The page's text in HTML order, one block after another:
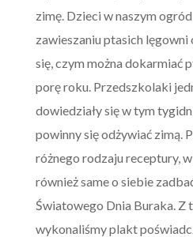
zimę. Dzieci w naszym
zawieszaniu ptasich lęgowni
się, czym można dokarmiać
porę roku. Przedszkolaki
dowiedziały się w tym
powinny się odżywiać zimą.
różnego rodzaju receptury,
również same o siebie
Światowego Dnia Buraka. Z
wykonaliśmy plakt